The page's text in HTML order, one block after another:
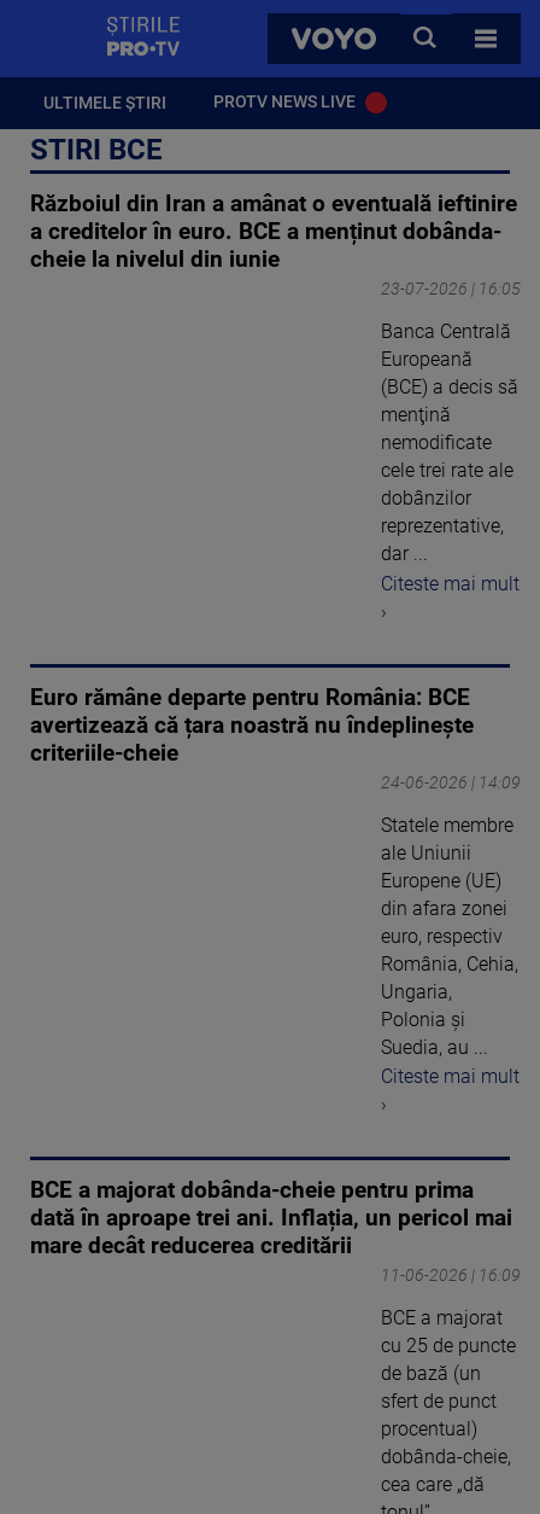
VOYO
CAUTA
TOATE
ULTIMELE ȘTIRI PROTV NEWS LIVE
STIRI BCE
Războiul din Iran a amânat o eventuală ieftinire
a creditelor în euro. BCE a menținut dobânda-
cheie la nivelul din iunie
23-07-2026 | 16:05
Banca Centrală
Europeană
(BCE) a decis să
menţină
nemodificate
cele trei rate ale
dobânzilor
reprezentative,
dar ...
Citeste mai mult
›
Euro rămâne departe pentru România: BCE
avertizează că țara noastră nu îndeplinește
criteriile-cheie
24-06-2026 | 14:09
Statele membre
ale Uniunii
Europene (UE)
din afara zonei
euro, respectiv
România, Cehia,
Ungaria,
Polonia şi
Suedia, au ...
Citeste mai mult
›
BCE a majorat dobânda-cheie pentru prima
dată în aproape trei ani. Inflația, un pericol mai
mare decât reducerea creditării
11-06-2026 | 16:09
BCE a majorat
cu 25 de puncte
de bază (un
sfert de punct
procentual)
dobânda-cheie,
cea care „dă